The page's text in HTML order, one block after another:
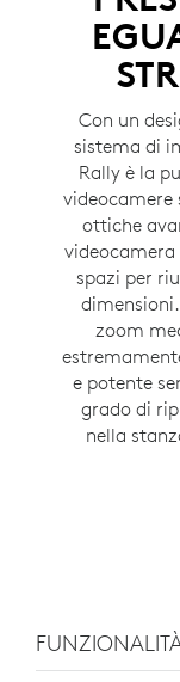
Con un
sistema di
Rally è la
videocamere
ottiche
spazi per
zoom
e potente
grado di
nella